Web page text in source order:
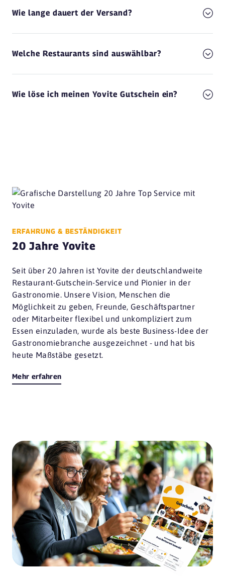
Wie lange dauert der Versand?
Welche Restaurants sind auswählbar?
Wie löse ich meinen Yovite Gutschein ein?
ERFAHRUNG & BESTÄNDIGKEIT
20 Jahre Yovite
Seit über 20 Jahren ist Yovite der deutschlandweite
Restaurant-Gutschein-Service und Pionier in der
Gastronomie. Unsere Vision, Menschen die
Möglichkeit zu geben, Freunde, Geschäftspartner
oder Mitarbeiter flexibel und unkompliziert zum
Essen einzuladen, wurde als beste Business-Idee der
Gastronomiebranche ausgezeichnet - und hat bis
heute Maßstäbe gesetzt.
Mehr erfahren